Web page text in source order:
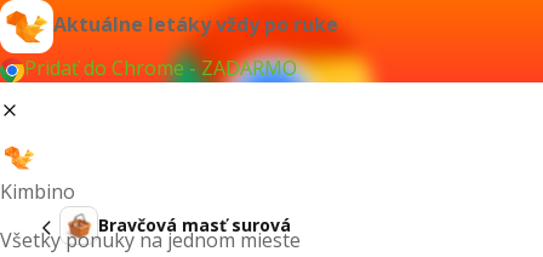
Aktuálne letáky vždy po ruke
Pridať do Chrome - ZADARMO
Kimbino
Všetky ponuky na jednom mieste
Bravčová masť surová